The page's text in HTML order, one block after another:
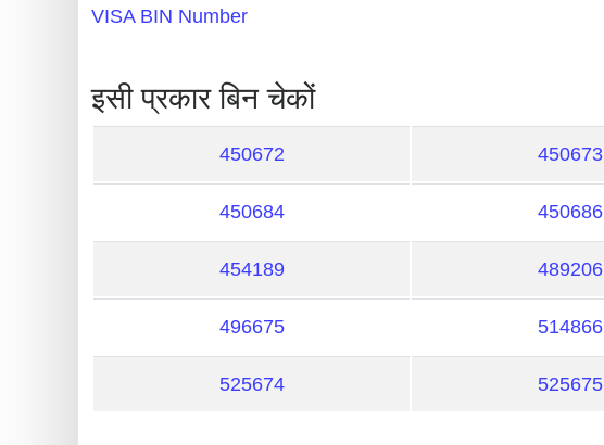
My
Address
?
Lookup
BIN
/
VISA BIN Number
इसी प्रकार बिन चेकों
450672 450673
450684 450686
454189 489206
496675 514866
525674 525675